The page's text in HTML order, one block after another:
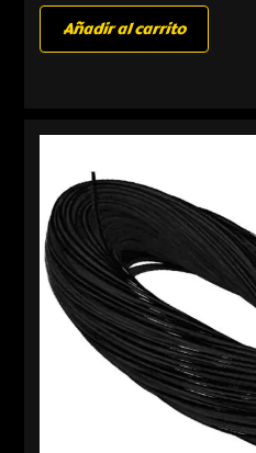
Añadir al carrito